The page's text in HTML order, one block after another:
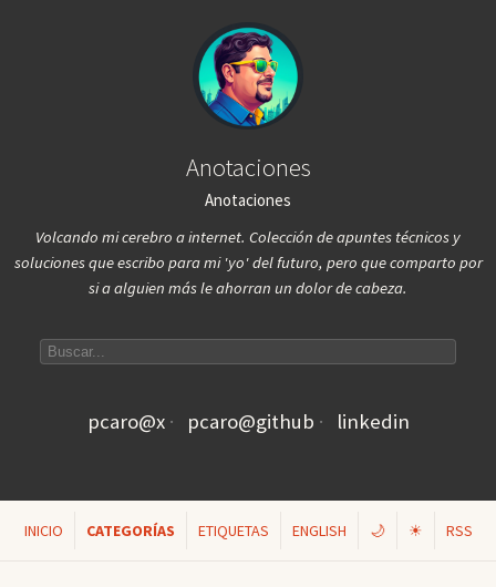
Anotaciones
Anotaciones
Volcando mi cerebro a internet. Colección de apuntes técnicos y
soluciones que escribo para mi 'yo' del futuro, pero que comparto por
si a alguien más le ahorran un dolor de cabeza.
pcaro@x pcaro@github linkedin
INICIO CATEGORÍAS ETIQUETAS ENGLISH 🌙 ☀ RSS